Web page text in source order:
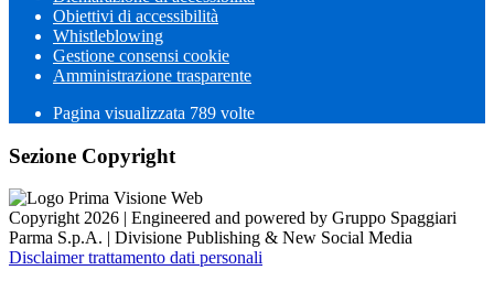
Obiettivi di accessibilità
Whistleblowing
Gestione consensi cookie
Amministrazione trasparente
Pagina visualizzata 789 volte
Sezione Copyright
Copyright 2026 | Engineered and powered by Gruppo Spaggiari
Parma S.p.A. | Divisione Publishing & New Social Media
Disclaimer trattamento dati personali